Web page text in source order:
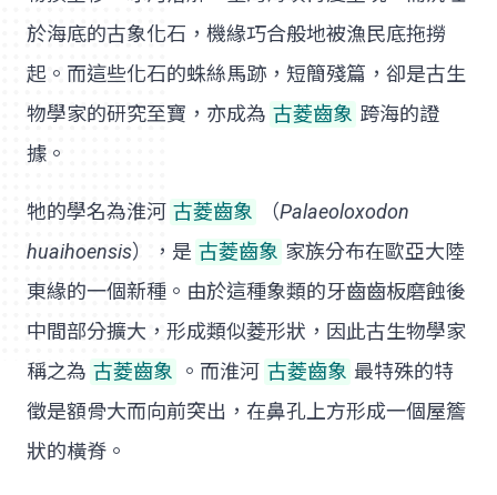
於海底的古象化石，機緣巧合般地被漁民底拖撈
起。而這些化石的蛛絲馬跡，短簡殘篇，卻是古生
物學家的研究至寶，亦成為 古菱齒象 跨海的證
據。
牠的學名為淮河 古菱齒象 （Palaeoloxodon
huaihoensis），是 古菱齒象 家族分布在歐亞大陸
東緣的一個新種。由於這種象類的牙齒齒板磨蝕後
中間部分擴大，形成類似菱形狀，因此古生物學家
稱之為 古菱齒象 。而淮河 古菱齒象 最特殊的特
徵是額骨大而向前突出，在鼻孔上方形成一個屋簷
狀的橫脊。